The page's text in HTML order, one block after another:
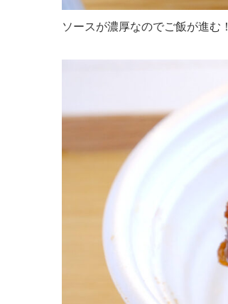
ソースが濃厚なのでご飯が進む！